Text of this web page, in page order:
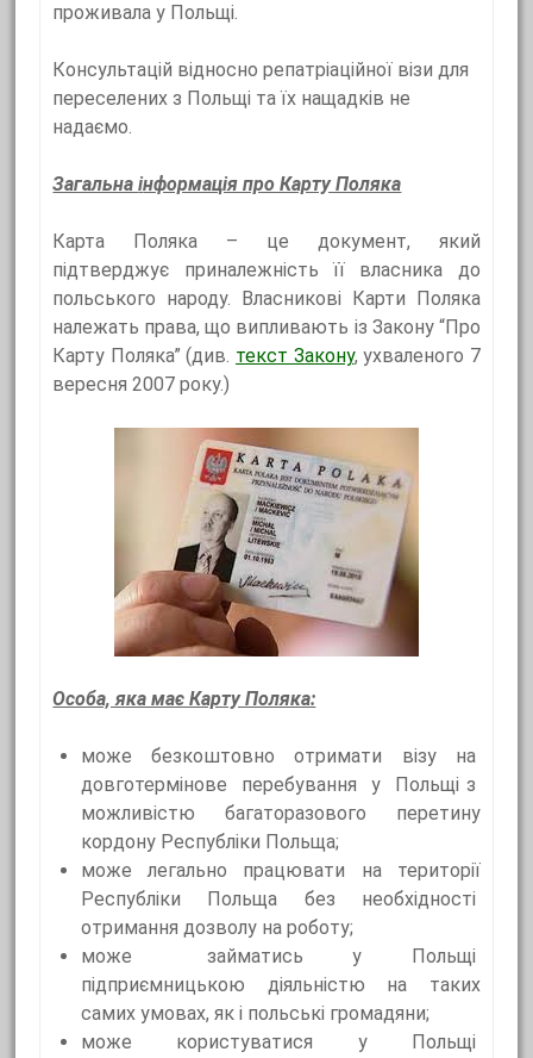
проживала у Польщі.
Консультацій відносно репатріаційної візи для
переселених з Польщі та їх нащадків не
надаємо.
Загальнаінформація про Карту Поляка
Карта Поляка – це документ, який
підтверджує приналежність її власника до
польського народу. Власникові Карти Поляка
належать права, що випливають із Закону “Про
Карту Поляка” (див. текст Закону, ухваленого 7
вересня 2007 року.)
Особа, яка має Карту Поляка:
може безкоштовно отримати візу на
довготермінове перебування у Польщі з
можливістю багаторазового перетину
кордону Республіки Польща;
може легально працювати на території
Республіки Польща без необхідності
отримання дозволу на роботу;
може займатись у Польщі
підприємницькою діяльністю на таких
самих умовах, як і польські громадяни;
може користуватися у Польщі